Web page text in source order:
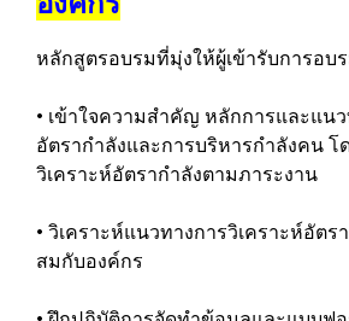
หลักสูตรอบรมที่มุ่งให้ผู้เข้ารับการอบร
• เข้าใจความสำคัญ หลักการและแน
อัตรากำลังและการบริหารกำลังคน โ
วิเคราะห์อัตรากำลังตามภาระงาน
• วิเคราะห์แนวทางการวิเคราะห์อัตร
สมกับองค์กร